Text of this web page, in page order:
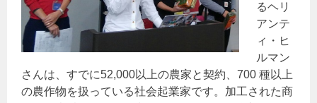
るヘリ
アンテ
ィ・ヒ
ルマン
さんは、すでに52,000以上の農家と契約、700 種以上
の農作物を扱っている社会起業家です。加工された商